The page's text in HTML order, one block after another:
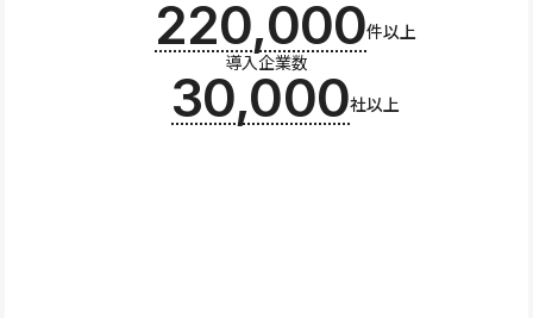
220,000件以上
導入企業数
30,000社以上